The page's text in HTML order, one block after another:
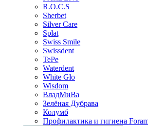
R.O.C.S
Sherbet
Silver Care
Splat
Swiss Smile
Swissdent
TePe
Waterdent
White Glo
Wisdom
ВладМиВа
Зелёная Дубрава
Колумб
Профилактика и гигиена